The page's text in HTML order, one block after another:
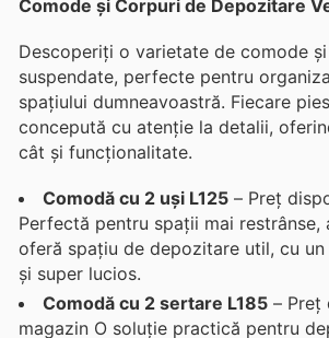
Comode și Corpuri de Depozitare
Descoperiți o varietate de comode
suspendate, perfecte pentru
spațiului dumneavoastră. Fiecare
concepută cu atenție la detalii,
cât și funcționalitate.
Comodă cu 2 uși L125 – Preț
Perfectă pentru spații mai restrânse,
oferă spațiu de depozitare util, cu
și super lucios.
Comodă cu 2 sertare L185 – Preț
magazin O soluție practică pentru